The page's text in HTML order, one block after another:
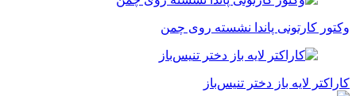
وکتور کارتونی پاندا نشسته روی چمن
کاراکتر لایه باز دختر تنیس‌باز